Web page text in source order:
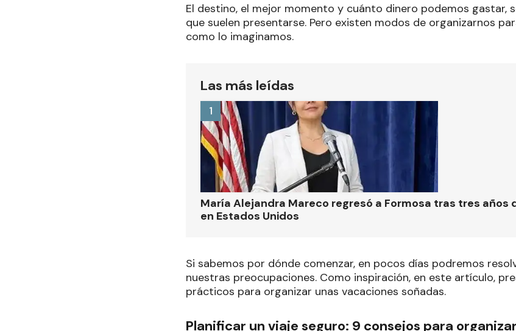
El destino, el mejor momento y cuánto dinero podemos gastar,
que suelen presentarse. Pero existen modos de organizarnos
como lo imaginamos.
Las más leídas
María Alejandra Mareco regresó a Formosa tras tres años
en Estados Unidos
1
Si sabemos por dónde comenzar, en pocos días podremos
nuestras preocupaciones. Como inspiración, en este artículo,
prácticos para organizar unas vacaciones soñadas.
Planificar un viaje seguro: 9 consejos para